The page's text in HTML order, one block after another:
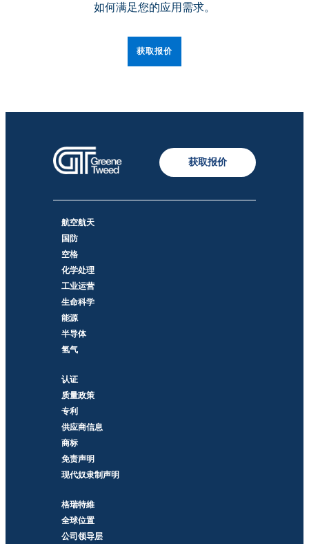
如何满足您的应用需求。
获取报价
获取报价
航空航天
国防
空格
化学处理
工业运营
生命科学
能源
半导体
氢气
认证
质量政策
专利
供应商信息
商标
免责声明
现代奴隶制声明
格瑞特維
全球位置
公司领导层